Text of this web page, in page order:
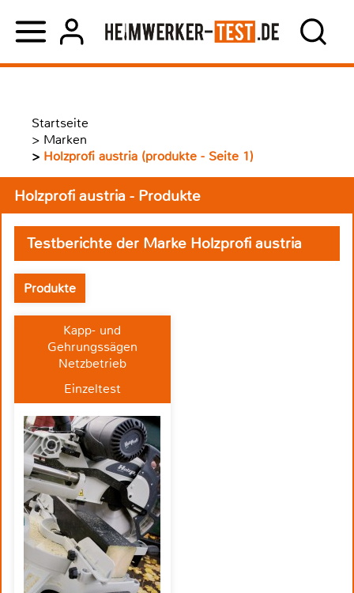
Startseite
> Marken
> Holzprofi austria (produkte - Seite 1)
Holzprofi austria - Produkte
Testberichte der Marke Holzprofi austria
Produkte
Kapp- und
Gehrungssägen
Netzbetrieb
Einzeltest